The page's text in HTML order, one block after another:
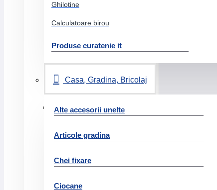
Ghilotine
Calculatoare birou
Produse curatenie it
Casa, Gradina, Bricolaj
Alte accesorii unelte
Articole gradina
Chei fixare
Ciocane
Hobby
Hartie si produse din hartie
Calc